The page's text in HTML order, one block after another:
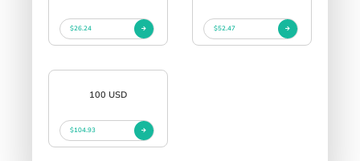
$26.24 $52.47
100 USD
$104.93